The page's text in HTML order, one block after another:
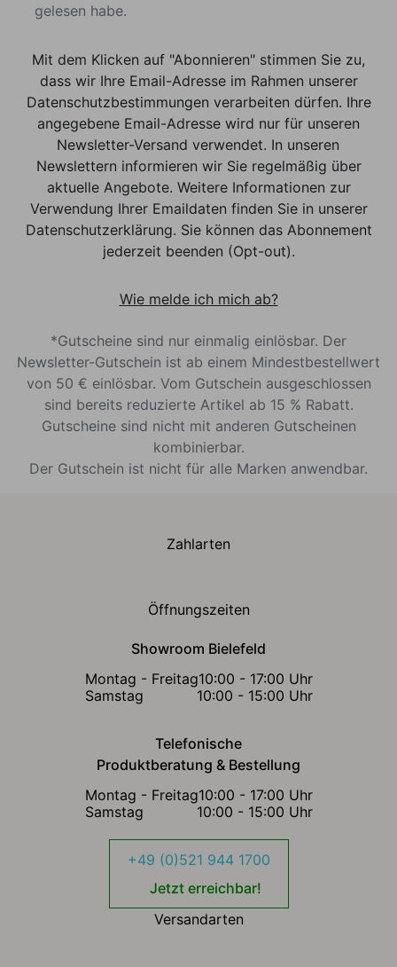
gelesen habe.
Mit dem Klicken auf "Abonnieren" stimmen Sie zu,
dass wir Ihre Email-Adresse im Rahmen unserer
Datenschutzbestimmungen verarbeiten dürfen. Ihre
angegebene Email-Adresse wird nur für unseren
Newsletter-Versand verwendet. In unseren
Newslettern informieren wir Sie regelmäßig über
aktuelle Angebote. Weitere Informationen zur
Verwendung Ihrer Emaildaten finden Sie in unserer
Datenschutzerklärung. Sie können das Abonnement
jederzeit beenden (Opt-out).
Wie melde ich mich ab?
*Gutscheine sind nur einmalig einlösbar. Der
Newsletter-Gutschein ist ab einem Mindestbestellwert
von 50 € einlösbar. Vom Gutschein ausgeschlossen
sind bereits reduzierte Artikel ab 15 % Rabatt.
Gutscheine sind nicht mit anderen Gutscheinen
kombinierbar.
Der Gutschein ist nicht für alle Marken anwendbar.
Zahlarten
Öffnungszeiten
Showroom Bielefeld
Montag - Freitag10:00 - 17:00 Uhr
Samstag
10:00 - 15:00 Uhr
Telefonische
Produktberatung & Bestellung
Montag - Freitag10:00 - 17:00 Uhr
Samstag
10:00 - 15:00 Uhr
+49 (0)521 944 1700
Jetzt erreichbar!
Versandarten